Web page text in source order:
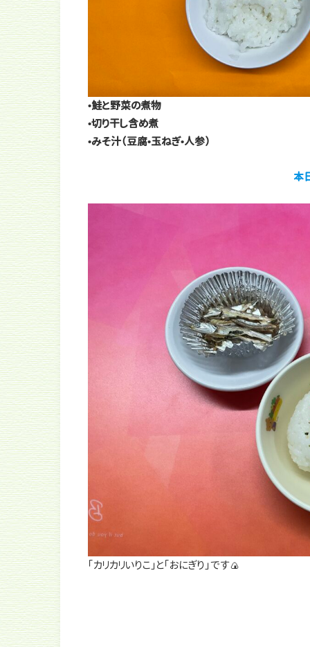
•鮭と野菜の煮物
•切り干し含め煮
•みそ汁（豆腐•玉ねぎ•人参）
本
「カリカリいりこ」と「おにぎり」です🍙